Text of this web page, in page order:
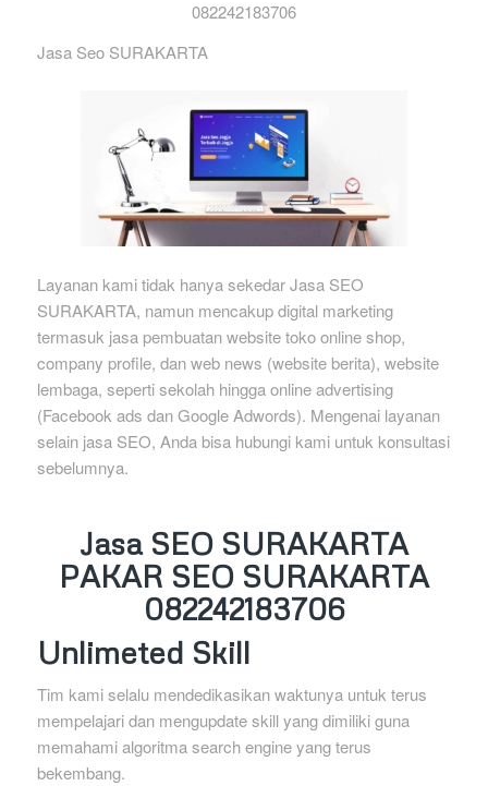
082242183706
Jasa Seo SURAKARTA
Layanan kami tidak hanya sekedar Jasa SEO
SURAKARTA, namun mencakup digital marketing
termasuk jasa pembuatan website toko online shop,
company profile, dan web news (website berita), website
lembaga, seperti sekolah hingga online advertising
(Facebook ads dan Google Adwords). Mengenai layanan
selain jasa SEO, Anda bisa hubungi kami untuk konsultasi
sebelumnya.
Jasa SEO SURAKARTA
PAKAR SEO SURAKARTA
082242183706
Unlimeted Skill
Tim kami selalu mendedikasikan waktunya untuk terus
mempelajari dan mengupdate skill yang dimiliki guna
memahami algoritma search engine yang terus
bekembang.